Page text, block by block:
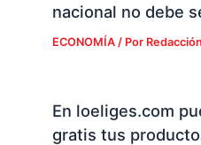
nacional no debe
ECONOMÍA/ Por Redacción
En loeliges.com
gratis tus